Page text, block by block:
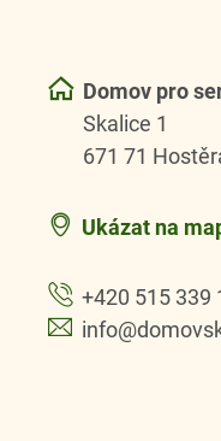
Domov pro
Skalice 1
671 71
Ukázat na
+420 515 339